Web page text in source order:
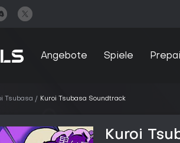
Angebote Spiele
Tsubasa Kuroi Tsubasa Soundtrack
Kuroi